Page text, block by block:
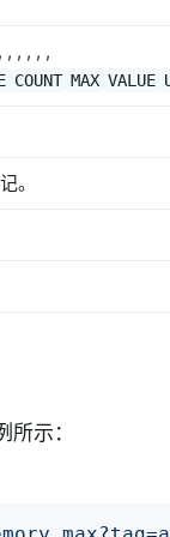
, , , , ,
COUNT MAX VALUE
。
示：